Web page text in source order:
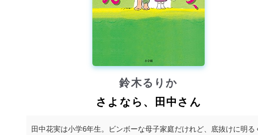
鈴木るりか
さよなら、田中さん
田中花実は小学6年生。ビンボーな母子家庭だけれど、底抜けに明る